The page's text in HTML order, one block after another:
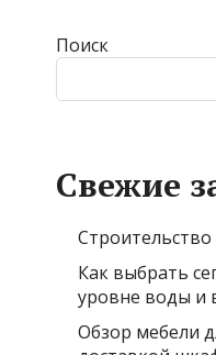
Поиск
Свежие
Строительство
Как выбрать
уровне воды и
Обзор мебели